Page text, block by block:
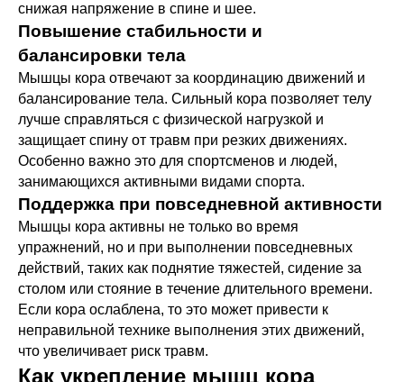
снижая напряжение в спине и шее.
Повышение стабильности и
балансировки тела
Мышцы кора отвечают за координацию движений и
балансирование тела. Сильный кора позволяет телу
лучше справляться с физической нагрузкой и
защищает спину от травм при резких движениях.
Особенно важно это для спортсменов и людей,
занимающихся активными видами спорта.
Поддержка при повседневной активности
Мышцы кора активны не только во время
упражнений, но и при выполнении повседневных
действий, таких как поднятие тяжестей, сидение за
столом или стояние в течение длительного времени.
Если кора ослаблена, то это может привести к
неправильной технике выполнения этих движений,
что увеличивает риск травм.
Как укрепление мышц кора